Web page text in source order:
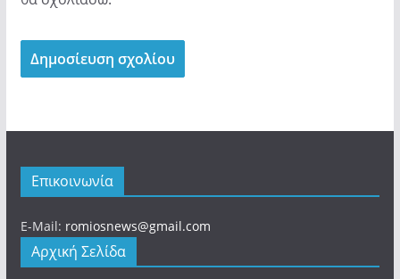
Επικοινωνία
E-Mail: romiosnews@gmail.com
Αρχική Σελίδα